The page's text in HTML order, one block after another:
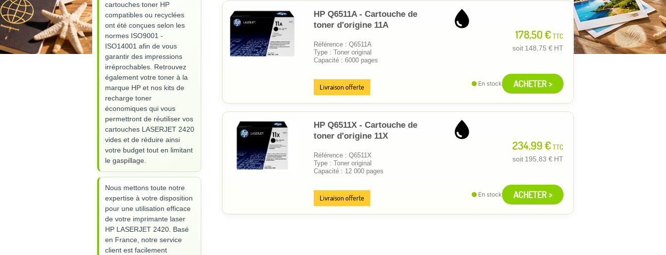
cartouches toner HP
compatibles ou recyclées
ont été conçues selon les
normes ISO9001 -
ISO14001 afin de vous
garantir des impressions
irréprochables. Retrouvez
également votre toner à la
marque HP et nos kits de
recharge toner
économiques qui vous
permettront de réutiliser vos
cartouches LASERJET 2420
vides et de réduire ainsi
votre budget tout en limitant
le gaspillage.
Nous mettons toute notre
expertise à votre disposition
pour une utilisation efficace
de votre imprimante laser
HP LASERJET 2420. Basé
en France, notre service
client est facilement
HP Q6511A - Cartouche de
toner d'origine 11A
Référence : Q6511A
Type : Toner original
Capacité : 6000 pages
178,50 €TTC
soit 148,75 € HT
Livraison offerte En stock ACHETER >
HP Q6511X - Cartouche de
toner d'origine 11X
Référence : Q6511X
Type : Toner original
Capacité : 12 000 pages
234,99 €TTC
soit 195,83 € HT
Livraison offerte En stock ACHETER >